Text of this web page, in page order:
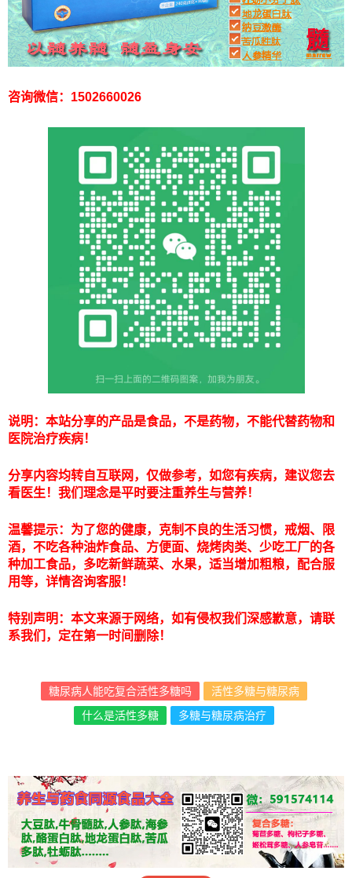
咨询微信：1502660026
说明：本站分享的产品是食品，不是药物，不能代替药物和
医院治疗疾病！
分享内容均转自互联网，仅做参考，如您有疾病，建议您去
看医生！我们理念是平时要注重养生与营养！
温馨提示：为了您的健康，克制不良的生活习惯，戒烟、限
酒，不吃各种油炸食品、方便面、烧烤肉类、少吃工厂的各
种加工食品，多吃新鲜蔬菜、水果，适当增加粗粮，配合服
用等，详情咨询客服！
特别声明：本文来源于网络，如有侵权我们深感歉意，请联
系我们，定在第一时间删除！
糖尿病人能吃复合活性多糖吗
活性多糖与糖尿病
什么是活性多糖
多糖与糖尿病治疗